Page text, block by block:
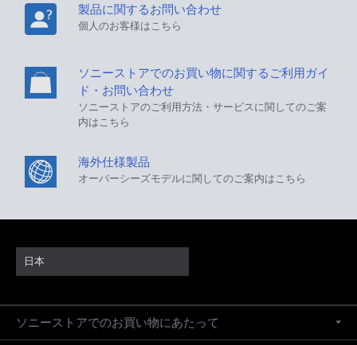
製品に関するお問い合わせ
個人のお客様はこちら
ソニーストアでのお買い物に関するご利用ガイ
ド・お問い合わせ
ソニーストアのご利用方法・サービスに関してのご案
内はこちら
海外仕様製品
オーバーシーズモデルに関してのご案内はこちら
日本
ソニーストアでのお買い物にあたって